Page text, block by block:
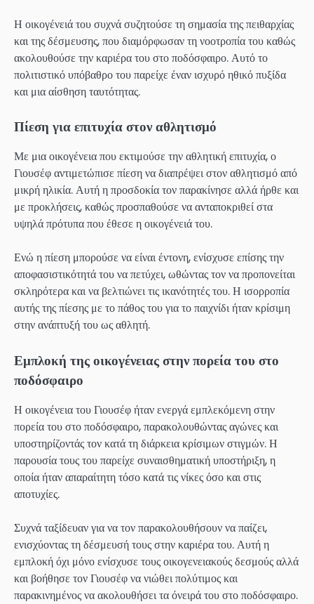
Η οικογένειά του συχνά συζητούσε τη σημασία της πειθαρχίας
και της δέσμευσης, που διαμόρφωσαν τη νοοτροπία του καθώς
ακολουθούσε την καριέρα του στο ποδόσφαιρο. Αυτό το
πολιτιστικό υπόβαθρο του παρείχε έναν ισχυρό ηθικό πυξίδα
και μια αίσθηση ταυτότητας.
Πίεση για επιτυχία στον αθλητισμό
Με μια οικογένεια που εκτιμούσε την αθλητική επιτυχία, ο
Γιουσέφ αντιμετώπισε πίεση να διαπρέψει στον αθλητισμό από
μικρή ηλικία. Αυτή η προσδοκία τον παρακίνησε αλλά ήρθε και
με προκλήσεις, καθώς προσπαθούσε να ανταποκριθεί στα
υψηλά πρότυπα που έθεσε η οικογένειά του.
Ενώ η πίεση μπορούσε να είναι έντονη, ενίσχυσε επίσης την
αποφασιστικότητά του να πετύχει, ωθώντας τον να προπονείται
σκληρότερα και να βελτιώνει τις ικανότητές του. Η ισορροπία
αυτής της πίεσης με το πάθος του για το παιχνίδι ήταν κρίσιμη
στην ανάπτυξή του ως αθλητή.
Εμπλοκή της οικογένειας στην πορεία του στο
ποδόσφαιρο
Η οικογένεια του Γιουσέφ ήταν ενεργά εμπλεκόμενη στην
πορεία του στο ποδόσφαιρο, παρακολουθώντας αγώνες και
υποστηρίζοντάς τον κατά τη διάρκεια κρίσιμων στιγμών. Η
παρουσία τους του παρείχε συναισθηματική υποστήριξη, η
οποία ήταν απαραίτητη τόσο κατά τις νίκες όσο και στις
αποτυχίες.
Συχνά ταξίδευαν για να τον παρακολουθήσουν να παίζει,
ενισχύοντας τη δέσμευσή τους στην καριέρα του. Αυτή η
εμπλοκή όχι μόνο ενίσχυσε τους οικογενειακούς δεσμούς αλλά
και βοήθησε τον Γιουσέφ να νιώθει πολύτιμος και
παρακινημένος να ακολουθήσει τα όνειρά του στο ποδόσφαιρο.